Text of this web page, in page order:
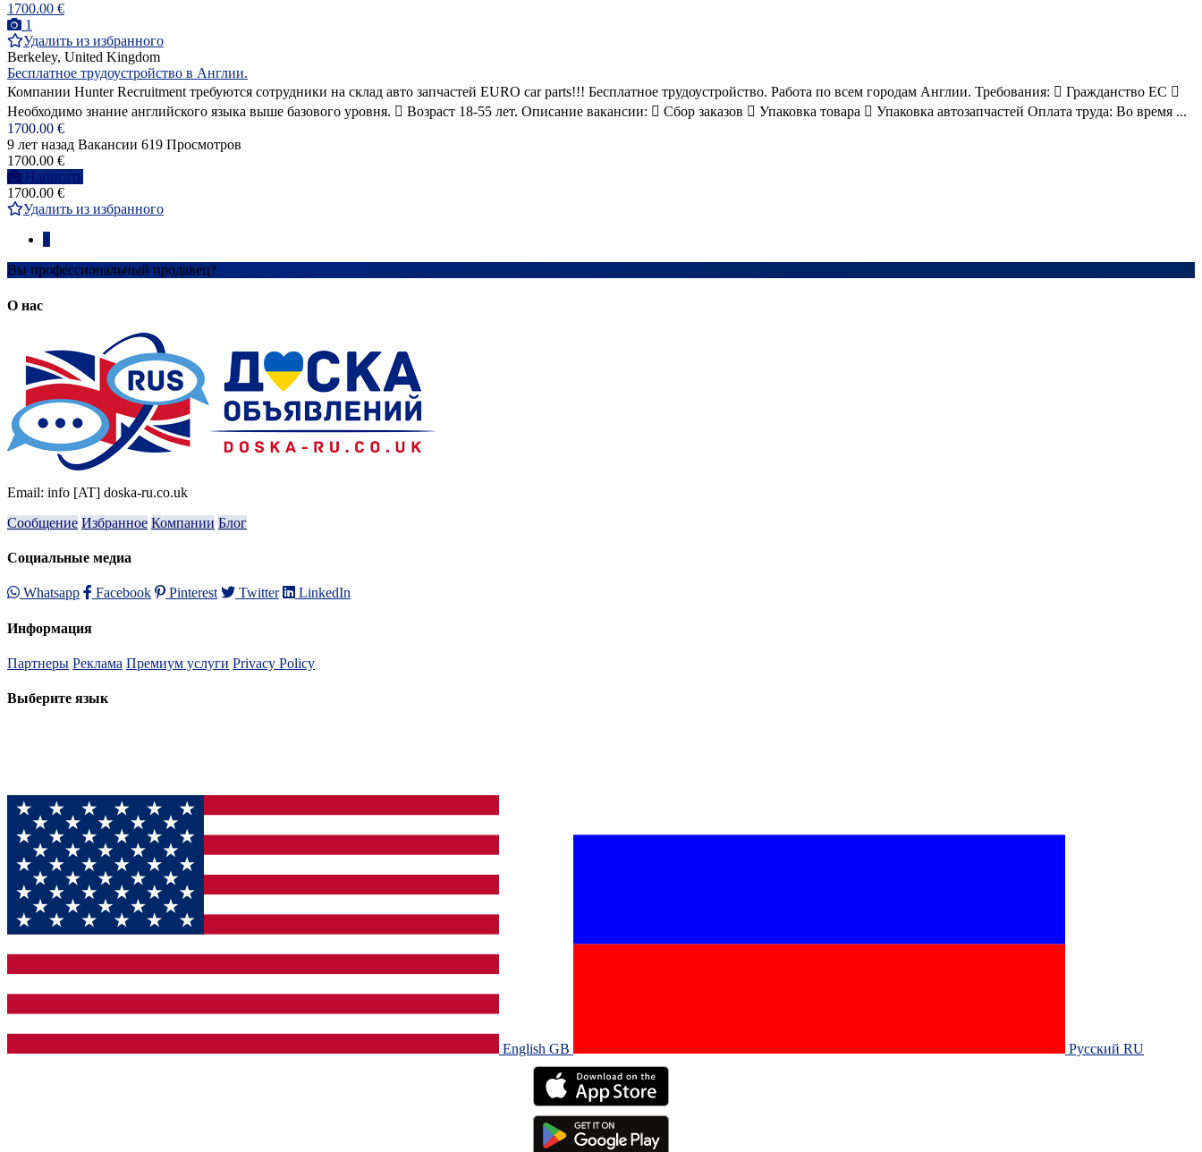
1700.00 €
1
Удалить из избранного
Berkeley, United Kingdom
Бесплатное трудоустройство в Англии.
Компании Hunter Recruitment требуются сотрудники на склад авто запчастей EURO car parts!!! Бесплатное трудоустройство. Работа по всем городам Англии. Требования:  Гражданство ЕС 
Необходимо знание английского языка выше базового уровня.  Возраст 18-55 лет. Описание вакансии:  Сбор заказов  Упаковка товара  Упаковка автозапчастей Оплата труда: Во время ...
1700.00 €
9 лет назад Вакансии 619 Просмотров
1700.00 €
Написать
1700.00 €
Удалить из избранного
Вы профессиональный продавец?
О нас
Email: info [AT] doska-ru.co.uk
Сообщение Избранное Компании Блог
Социальные медиа
Whatsapp Facebook Pinterest Twitter LinkedIn
Информация
Партнеры Реклама Премиум услуги Privacy Policy
Выберите язык
English GB‎ Русский RU‎